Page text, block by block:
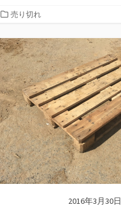
カ
ゴ
リ
ー
売り切れ
2016年3月30日